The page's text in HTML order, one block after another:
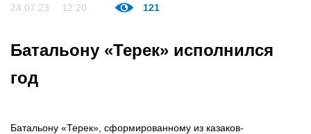
24.07.23 12:20 121
Батальону «Терек» исполнился
год
Батальону «Терек», сформированному из казаков-